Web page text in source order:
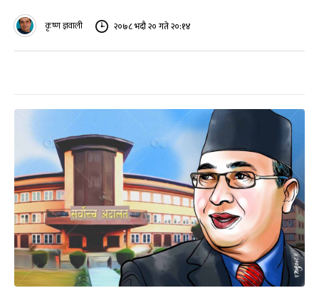
कृष्ण ज्ञवाली २०७८ भदौ २० गते २०:१४